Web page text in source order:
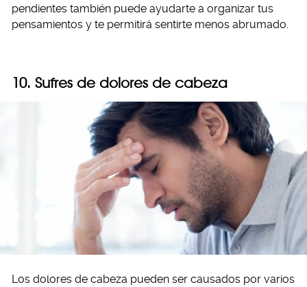
pendientes también puede ayudarte a organizar tus
pensamientos y te permitirá sentirte menos abrumado.
10. Sufres de dolores de cabeza
Los dolores de cabeza pueden ser causados por varios